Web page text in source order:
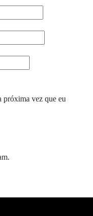
próxima vez que eu